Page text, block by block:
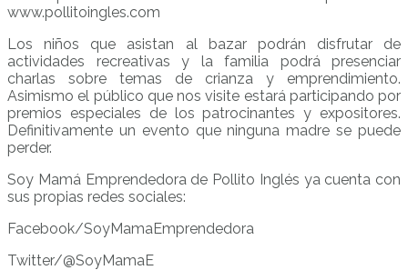
www.pollitoingles.com
Los niños que asistan al bazar podrán disfrutar de
actividades recreativas y la familia podrá presenciar
charlas sobre temas de crianza y emprendimiento.
Asimismo el público que nos visite estará participando por
premios especiales de los patrocinantes y expositores.
Definitivamente un evento que ninguna madre se puede
perder.
Soy Mamá Emprendedora de Pollito Inglés ya cuenta con
sus propias redes sociales:
Facebook/SoyMamaEmprendedora
Twitter/@SoyMamaE